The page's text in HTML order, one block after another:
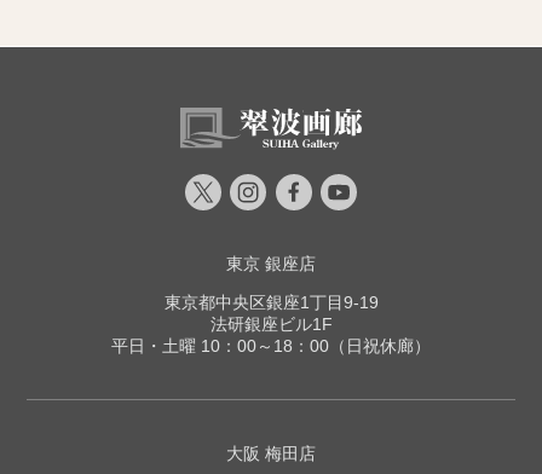
東京 銀座店
東京都中央区銀座1丁目9-19
法研銀座ビル1F
平日・土曜 10：00～18：00（日祝休廊）
大阪 梅田店